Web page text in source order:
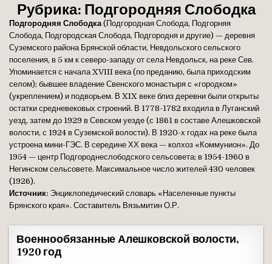
Рубрика: Подгородняя Слободка
Подгородняя Слободка(Подгородная Слобода, Подгорняя
Слобода, Подгородская Слобода, Подгородня и другие) — деревня
Суземского района Брянской области, Невдольского сельского
поселения, в 5 км к северо-западу от села Невдольск, на реке Сев.
Упоминается с начала XVIII века (по преданию, была приходским
селом); бывшее владение Свенского монастыря с «городком»
(укреплением) и подворьем. В XIX веке близ деревни были открыты
остатки средневековых строений. В 1778-1782 входила в Луганский
уезд, затем до 1929 в Севском уезде (с 1861 в составе Алешковской
волости, с 1924 в Суземской волости). В 1920-х годах на реке была
устроена мини-ГЭС. В середине ХХ века — колхоз «Коммунион». До
1954 — центр Подгороднеслободского сельсовета; в 1954-1960 в
Негинском сельсовете. Максимальное число жителей 430 человек
(1926).
Источник: Энциклопедический словарь «Населенные пункты
Брянского края». Составитель Вязьмитин О.Р.
Военнообязанные Алешковской волости,
1920 год